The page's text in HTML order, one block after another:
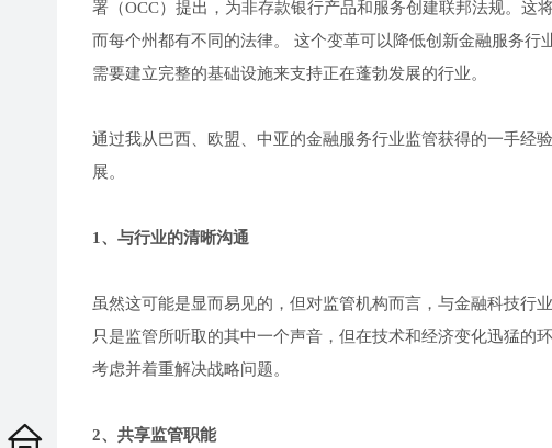
署（OCC）提出，为非存款银行产品和服务创建联邦法规。这
而每个州都有不同的法律。 这个变革可以降低创新金融服务行
需要建立完整的基础设施来支持正在蓬勃发展的行业。
通过我从巴西、欧盟、中亚的金融服务行业监管获得的一手经
展。
1、与行业的清晰沟通
虽然这可能是显而易见的，但对监管机构而言，与金融科技行
只是监管所听取的其中一个声音，但在技术和经济变化迅猛的
考虑并着重解决战略问题。
2、共享监管职能